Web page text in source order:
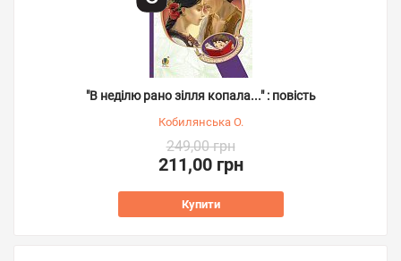
"В неділю рано зілля копала..." : повість
Кобилянська О.
249,00 грн
211,00 грн
Купити